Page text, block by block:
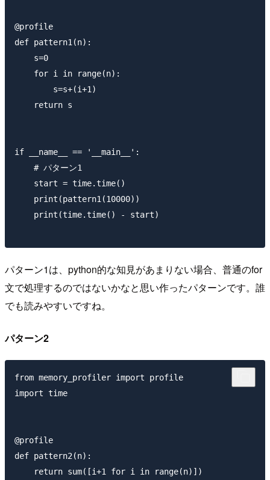
@profile
def pattern1(n):
    s=0
    for i in range(n):
        s=s+(i+1)
    return s
if __name__ == '__main__':
    # パターン1
    start = time.time()
    print(pattern1(10000))
    print(time.time() - start)
パターン1は、python的な知見があまりない場合、普通のfor
文で処理するのではないかなと思い作ったパターンです。誰
でも読みやすいですね。
パターン2
from memory_profiler import profile
import time
@profile
def pattern2(n):
    return sum([i+1 for i in range(n)])